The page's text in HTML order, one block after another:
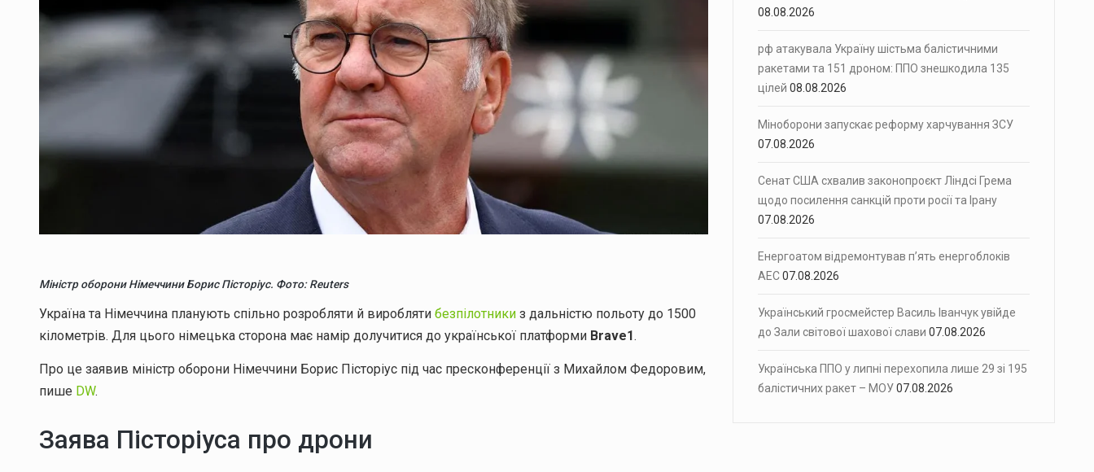
Міністр оборони Німеччини Борис Пісторіус. Фото: Reuters
Україна та Німеччина планують спільно розробляти й виробляти безпілотники з дальністю польоту до 1500
кілометрів. Для цього німецька сторона має намір долучитися до української платформи Brave1.
Про це заявив міністр оборони Німеччини Борис Пісторіус під час пресконференції з Михайлом Федоровим,
пише DW.
Заява Пісторіуса про дрони
08.08.2026
рф атакувала Україну шістьма балістичними
ракетами та 151 дроном: ППО знешкодила 135
цілей 08.08.2026
Міноборони запускає реформу харчування ЗСУ
07.08.2026
Сенат США схвалив законопроєкт Ліндсі Грема
щодо посилення санкцій проти росії та Ірану
07.08.2026
Енергоатом відремонтував п’ять енергоблоків
АЕС07.08.2026
Український гросмейстер Василь Іванчук увійде
до Зали світової шахової слави 07.08.2026
Українська ППО у липні перехопила лише 29 зі 195
балістичних ракет – МОУ07.08.2026